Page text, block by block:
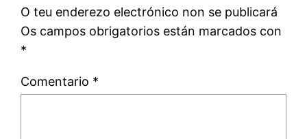
O teu enderezo electrónico non se publicará
Os campos obrigatorios están marcados con
*
Comentario *